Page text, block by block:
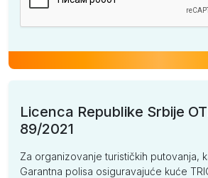
Licenca Republike Srbije
89/2021
Za organizovanje turističkih putovanja,
Garantna polisa osiguravajuće kuće